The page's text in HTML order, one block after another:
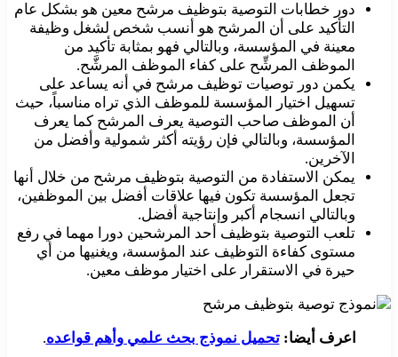
دور خطابات التوصية بتوظيف مرشح معين هو بشكل عام
التأكيد على أن المرشح هو أنسب شخص لشغل وظيفة
معينة في المؤسسة، وبالتالي فهو بمثابة تأكيد من
الموظف المرشِّح على كفاء الموظف المرشَّح.
يكمن دور توصيات توظيف مرشح في أنه يساعد على
تسهيل اختيار المؤسسة للموظف الذي تراه مناسباً، حيث
أن الموظف صاحب التوصية يعرف المرشح كما يعرف
المؤسسة، وبالتالي فإن رؤيته أكثر شمولية وأفضل من
الآخرين.
يمكن الاستفادة من التوصية بتوظيف مرشح من خلال أنها
تجعل المؤسسة تكون فيها علاقات أفضل بين الموظفين،
وبالتالي انسجام أكبر وإنتاجية أفضل.
تلعب التوصية بتوظيف أحد المرشحين دورا مهما في رفع
مستوى كفاءة التوظيف عند المؤسسة، ويغنيها من أي
حيرة في الاستقرار على اختيار موظف معين.
اعرف أيضا: تحميل نموذج بحث علمي وأهم قواعده.